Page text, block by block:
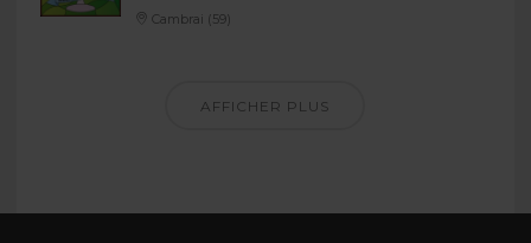
Cambrai (59)
AFFICHER PLUS